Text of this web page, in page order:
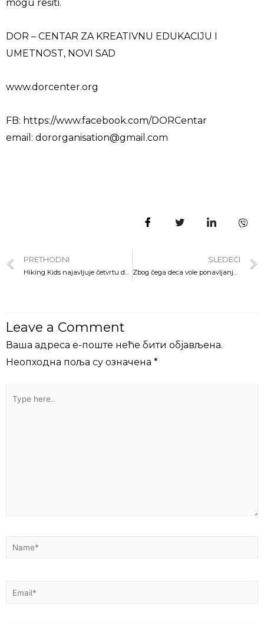
mogu rešiti.
DOR – CENTAR ZA KREATIVNU EDUKACIJU I
UMETNOST, NOVI SAD
www.dorcenter.org
FB: https://www.facebook.com/DORCentar
email: dororganisation@gmail.com
PRETHODNI
Hiking Kids najavljuje četvrtu dečiju šetnju BEŠE I BIĆE!
SLEDEĆI
Zbog čega deca vole ponavljanja ?
Leave a Comment
Ваша адреса е-поште неће бити објављена.
Неопходна поља су означена *